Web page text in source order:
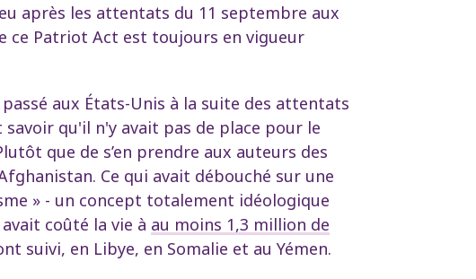
après les attentats du 11 septembre aux
ce Patriot Act est toujours en vigueur
aux États-Unis à la suite des attentats
qu'il n'y avait pas de place pour le
que de s’en prendre aux auteurs des
Ce qui avait débouché sur une
» - un concept totalement idéologique
coûté la vie à au moins 1,3 million de
suivi, en Libye, en Somalie et au Yémen.